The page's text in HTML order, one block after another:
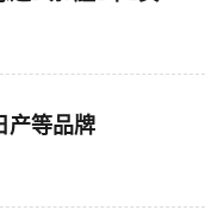
产等品牌